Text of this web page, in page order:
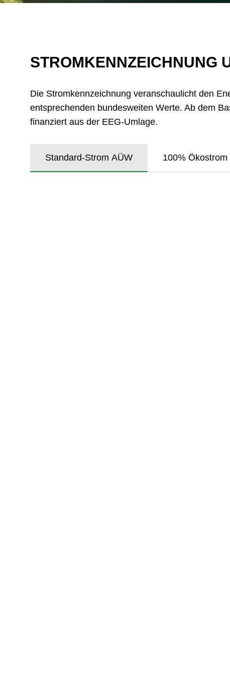
STROM­KENN­ZEICHNUNG
Die Stromkennzeichnung veranschaulicht den
entsprechenden bundesweiten Werte. Ab dem
finanziert aus der EEG-Umlage.
Standard-Strom AÜW 100% Ökostrom